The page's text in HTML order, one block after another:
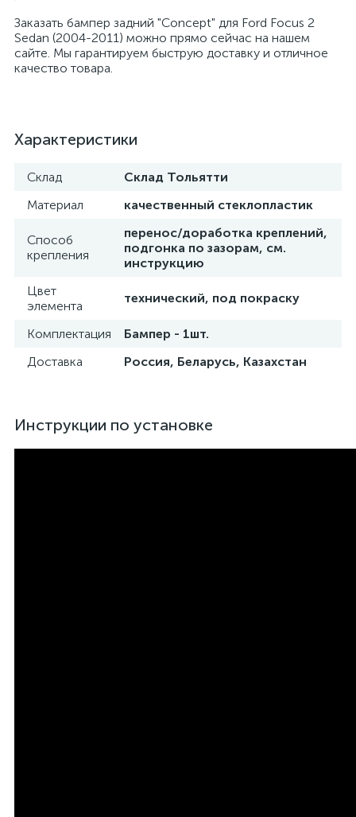
Заказать бампер задний "Concept" для Ford Focus 2
Sedan (2004-2011) можно прямо сейчас на нашем
сайте. Мы гарантируем быструю доставку и отличное
качество товара.
Характеристики
Склад
Склад Тольятти
Материал
качественный стеклопластик
Способ
крепления
перенос/доработка креплений,
подгонка по зазорам, см.
инструкцию
Цвет
элемента
технический, под покраску
Комплектация
Бампер - 1шт.
Доставка
Россия, Беларусь, Казахстан
Инструкции по установке